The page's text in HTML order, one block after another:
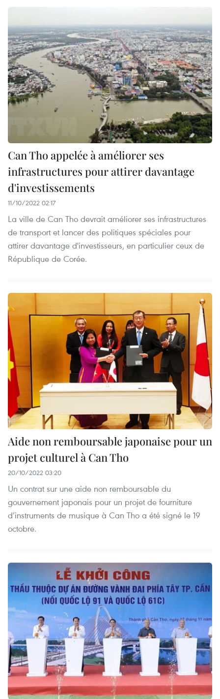
Can Tho appelée à améliorer ses
infrastructures pour attirer davantage
d'investissements
11/10/2022 02:17
La ville de Can Tho devrait améliorer ses infrastructures
de transport et lancer des politiques spéciales pour
attirer davantage d'investisseurs, en particulier ceux de
République de Corée.
Aide non remboursable japonaise pour un
projet culturel à Can Tho
20/10/2022 03:20
Un contrat sur une aide non remboursable du
gouvernement japonais pour un projet de fourniture
d’instruments de musique à Can Tho a été signé le 19
octobre.